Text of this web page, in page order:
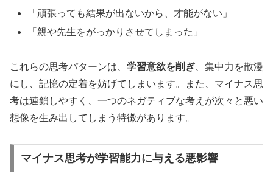
「頑張っても結果が出ないから、才能がない」
「親や先生をがっかりさせてしまった」
これらの思考パターンは、 学習意欲を削ぎ 、集中力を散漫
にし、記憶の定着を妨げてしまいます。また、マイナス思
考は連鎖しやすく、一つのネガティブな考えが次々と悪い
想像を生み出してしまう特徴があります。
マイナス思考が学習能力に与える悪影響